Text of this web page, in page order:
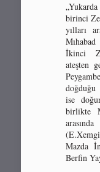
birinci
yılları
İkinci
ateşten
ise
birlikte
Mazda
Berfin